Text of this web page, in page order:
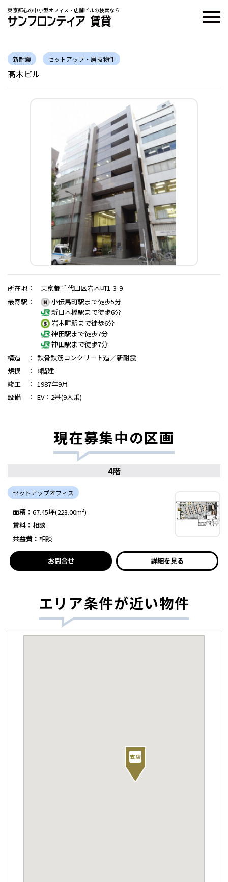
東京都心の中小型オフィス・店舗ビルの検索なら
新耐震 セットアップ・居抜物件
髙木ビル
所在地 ：
東京都千代田区岩本町1-3-9
最寄駅 ：
小伝馬町駅まで徒歩5分
新日本橋駅まで徒歩6分
岩本町駅まで徒歩6分
神田駅まで徒歩7分
神田駅まで徒歩7分
構造
： 鉄骨鉄筋コンクリート造／新耐震
規模
： 8階建
竣工
： 1987年9月
設備
： EV：2基(9人乗)
現在募集中の区画
4階
セットアップオフィス
面積： 67.45坪(223.00m²)
賃料： 相談
共益費： 相談
お問合せ 詳細を見る
エリア条件が近い物件